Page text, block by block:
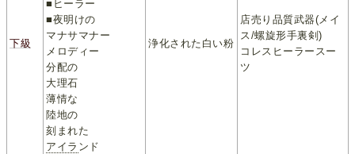
下級
■ヒーラー
■夜明けの
マナサマナー
メロディー
分配の
大理石
薄情な
陸地の
刻まれた
アイラ ンド
浄化された白い粉
店売り品質武器(メイ
ス/螺旋形手裏剣)
コレスヒーラースー
ツ